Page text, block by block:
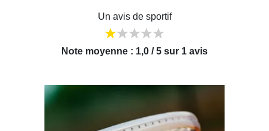
Un avis de sportif
Note moyenne : 1,0 / 5 sur 1 avis